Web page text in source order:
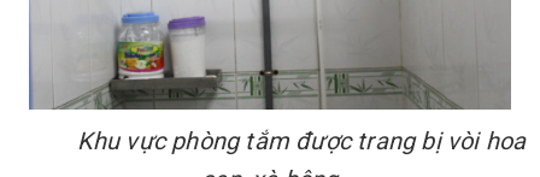
Khu vực phòng tắm được trang bị vòi hoa